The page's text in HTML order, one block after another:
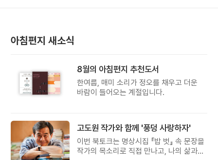
아침편지 새소식
8월의 아침편지 추천도서
한여름, 매미 소리가 정오를 채우고 더운
바람이 들어오는 계절입니다.
고도원 작가와 함께 '풍덩 사랑하자'
이번 북토크는 명상시집 『밥 벗』 속 문장을
작가의 목소리로 직접 만나고, 나의 삶과